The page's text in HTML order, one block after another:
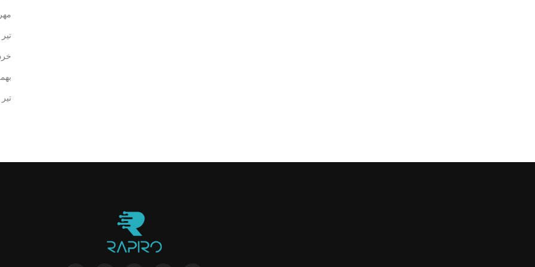
مهر ۱۴۰۳
تیر ۱۴۰۲
بهمن
تیر ۱۳۹۸